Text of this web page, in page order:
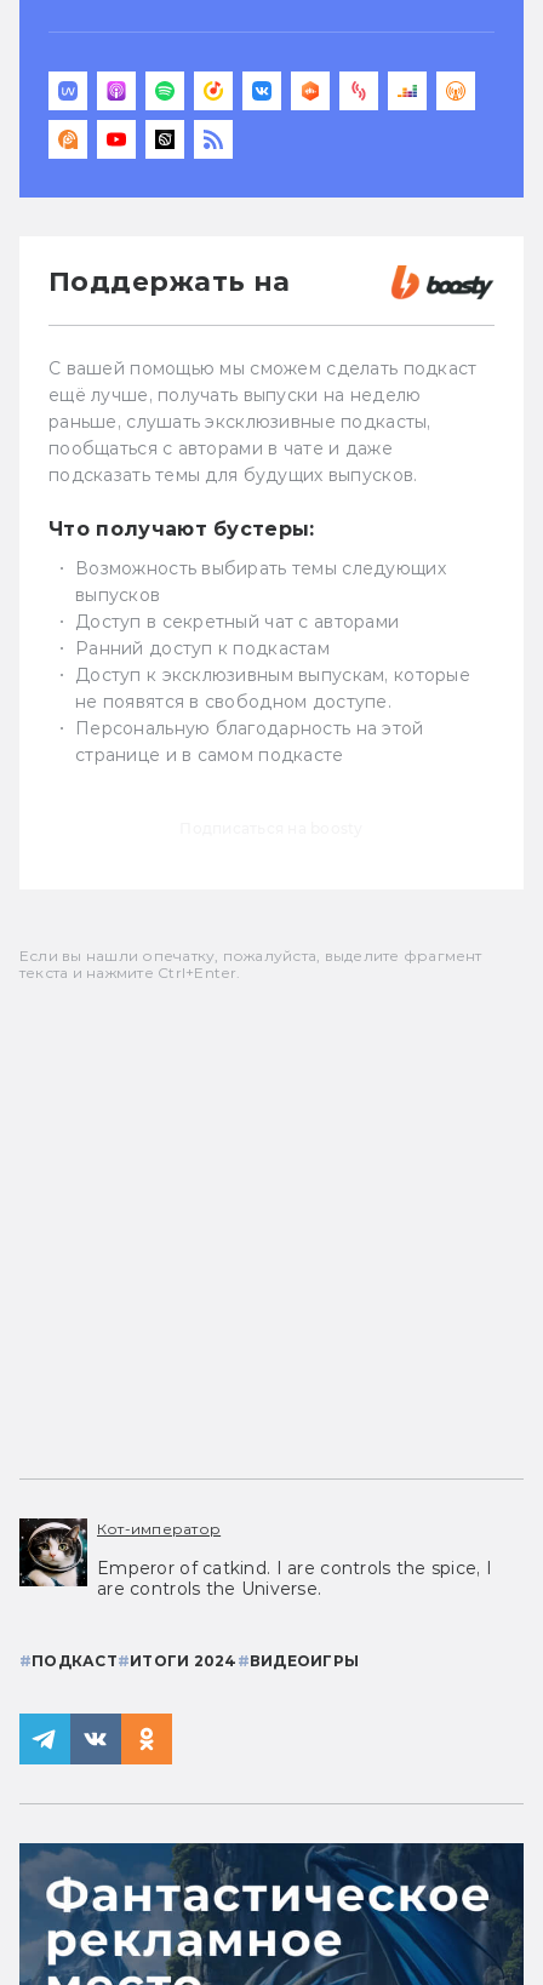
Поддержать на
С вашей помощью мы сможем сделать подкаст
ещё лучше, получать выпуски на неделю
раньше, слушать эксклюзивные подкасты,
пообщаться с авторами в чате и даже
подсказать темы для будущих выпусков.
Что получают бустеры:
Возможность выбирать темы следующих
выпусков
Доступ в секретный чат с авторами
Ранний доступ к подкастам
Доступ к эксклюзивным выпускам, которые
не появятся в свободном доступе.
Персональную благодарность на этой
странице и в самом подкасте
Если вы нашли опечатку, пожалуйста, выделите фрагмент
текста и нажмите Ctrl+Enter.
Кот-император
Emperor of catkind. I are controls the spice, I
are controls the Universe.
#ПОДКАСТ#ИТОГИ 2024 #ВИДЕОИГРЫ